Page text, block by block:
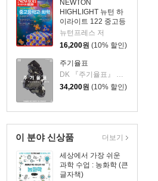
NEWTON
HIGHLIGHT 뉴턴 하
이라이트 122 중고등
학교 화학
뉴턴프레스 저
16,200원 (10% 할인)
주기율표
34,200원 (10% 할인)
이 분야 신상품
세상에서 가장 쉬운
과학 수업 : 농화학 (큰
글자책)
더보기